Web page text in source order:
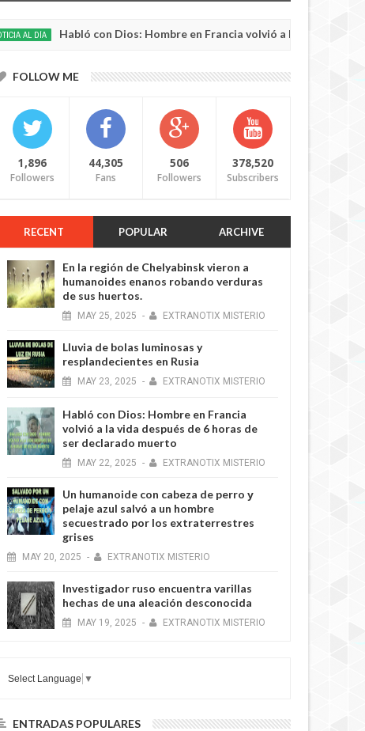
Habló con Dios: Hombre en Francia volvió a la vida después de 6
FOLLOW ME
1,896
Followers
44,305
Fans
506
Followers
378,520
Subscribers
RECENT POPULAR ARCHIVE
En la región de Chelyabinsk vieron a
humanoides enanos robando verduras
de sus huertos.
MAY 25, 2025 - EXTRANOTIX MISTERIO
Lluvia de bolas luminosas y
resplandecientes en Rusia
MAY 23, 2025 - EXTRANOTIX MISTERIO
Habló con Dios: Hombre en Francia
volvió a la vida después de 6 horas de
ser declarado muerto
MAY 22, 2025 - EXTRANOTIX MISTERIO
Un humanoide con cabeza de perro у
pelaje azul salvó a un hombre
secuestrado por los extraterrestres
grises
MAY 20, 2025 - EXTRANOTIX MISTERIO
Investigador ruso encuentra varillas
hechas de una aleación desconocida
MAY 19, 2025 - EXTRANOTIX MISTERIO
Select Language ▼
ENTRADAS POPULARES